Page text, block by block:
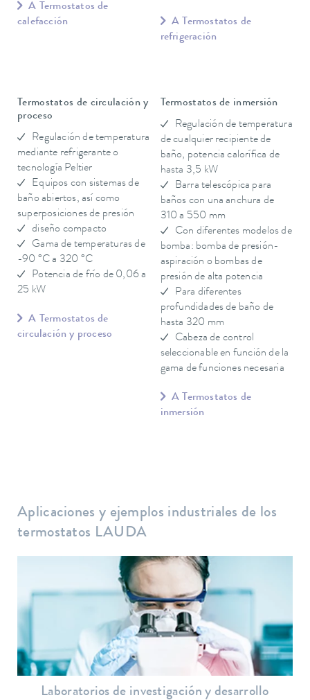
A Termostatos de
calefacción
A Termostatos de
refrigeración
Termostatos de circulación y
proceso
Regulación de temperatura
mediante refrigerante o
tecnología Peltier
Equipos con sistemas de
baño abiertos, así como
superposiciones de presión
diseño compacto
Gama de temperaturas de
-90 °C a 320 °C
Potencia de frío de 0,06 a
25 kW
A Termostatos de
circulación y proceso
Termostatos de inmersión
Regulación de temperatura
de cualquier recipiente de
baño, potencia calorífica de
hasta 3,5 kW
Barra telescópica para
baños con una anchura de
310 a 550 mm
Con diferentes modelos de
bomba: bomba de presión-
aspiración o bombas de
presión de alta potencia
Para diferentes
profundidades de baño de
hasta 320 mm
Cabeza de control
seleccionable en función de la
gama de funciones necesaria
A Termostatos de
inmersión
Aplicaciones y ejemplos industriales de los
termostatos LAUDA
Laboratorios de investigación y desarrollo